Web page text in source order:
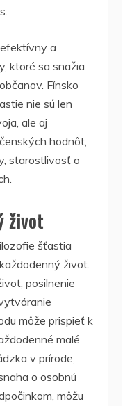
a
ktoré sa snažia
Fínsko
nie sú len
ale aj
hodnôt,
starostlivosť o
život
šťastia
život.
posilnenie
môže prispieť k
malé
v prírode,
o osobnú
môžu